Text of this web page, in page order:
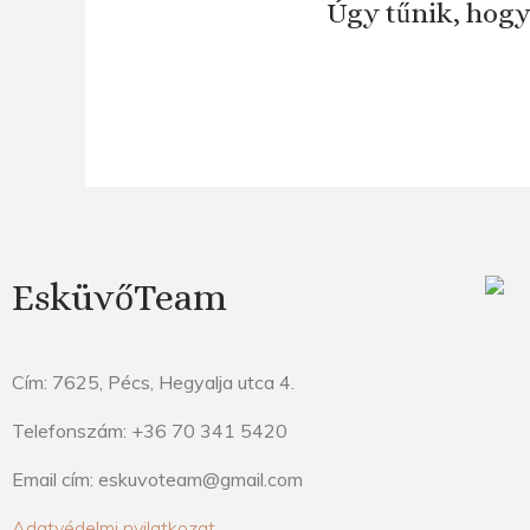
Úgy tűnik,
EsküvőTeam
Cím: 7625, Pécs, Hegyalja utca 4.
Telefonszám: +36 70 341 5420
Email cím: eskuvoteam@gmail.com